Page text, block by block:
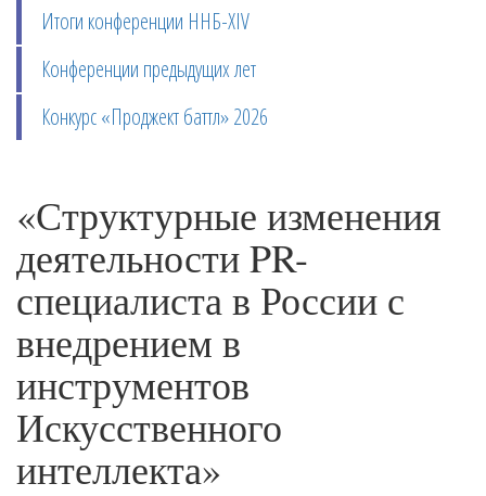
Итоги конференции ННБ-XIV
Конференции предыдущих лет
Конкурс «Проджект баттл» 2026
«Структурные изменения
деятельности PR-
специалиста в России с
внедрением в
инструментов
Искусственного
интеллекта»